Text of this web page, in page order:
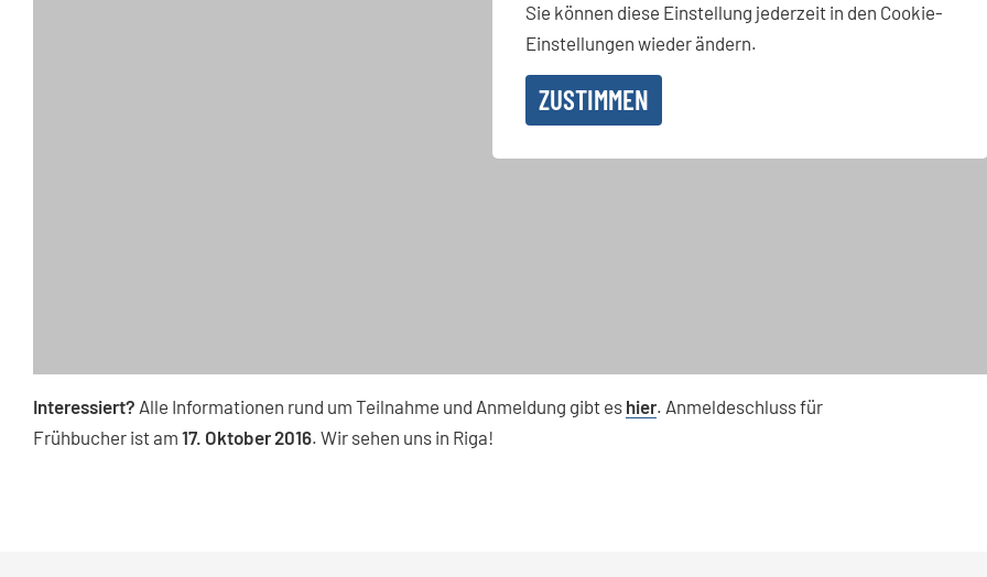
Sie können diese Einstellung jederzeit in den Cookie-
Einstellungen wieder ändern.
ZUSTIMMEN
Interessiert? Alle Informationen rund um Teilnahme und Anmeldung gibt es hier. Anmeldeschluss für
Frühbucher ist am 17. Oktober 2016. Wir sehen uns in Riga!